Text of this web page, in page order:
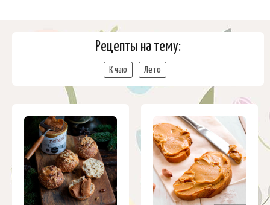
Рецепты на тему:
К чаю Лето